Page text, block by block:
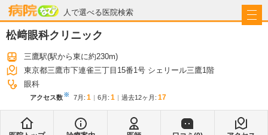
人で選べる医院検索
病院なび
松﨑眼科クリニック
三鷹駅(駅から東に約230m)
東京都三鷹市下連雀三丁目15番1号 シェリール三鷹1階
眼科
アクセス数※ 7月 : 1 6月 : 1 過去12ヶ月: 17